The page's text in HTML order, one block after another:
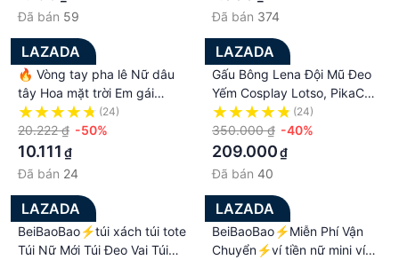
Đã bán 59
Đã bán 374
LAZADA
🔥 Vòng tay pha lê Nữ dâu
tây Hoa mặt trời Em gái
Bestie Sinh viên Cặp đôi
Daisy Trang sức YVETTERY
(24)
20.222 ₫ -50%
10.111 ₫
Đã bán 24
LAZADA
Gấu Bông Lena Đội Mũ Đeo
Yếm Cosplay Lotso, PikaChu
Hàng Cao Cấp
gaubongbobo
(24)
350.000 ₫ -40%
209.000₫
Đã bán 40
LAZADA
BeiBaoBao⚡túi xách túi tote
Túi Nữ Mới Túi Đeo Vai Túi
LAZADA
BeiBaoBao⚡Miễn Phí Vận
Chuyển⚡ví tiền nữ mini ví